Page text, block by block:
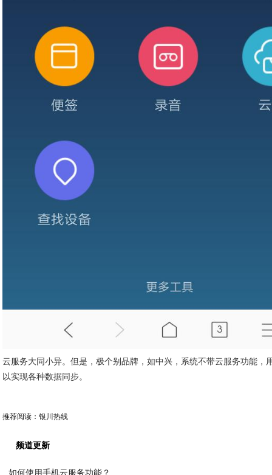
云服务大同小异。但是，极个别品牌，如中兴，系统不带云服务功能，
以实现各种数据同步。
推荐阅读：银川热线
频道更新
如何使用手机云服务功能？